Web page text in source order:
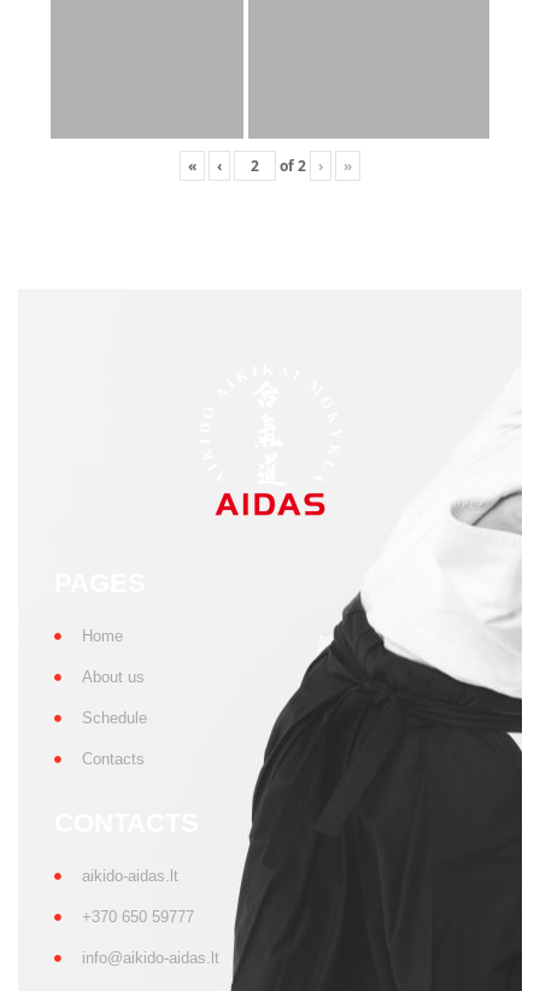
« ‹ of2 › »
Home
About us
Schedule
Contacts
aikido-aidas.lt
+370 650 59777
info@aikido-aidas.lt